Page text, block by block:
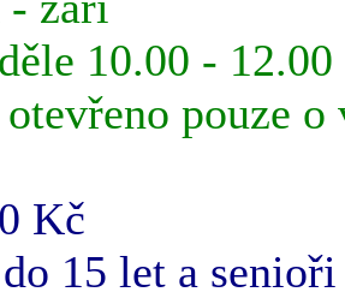
10.00 -
pouze o
Kč
15 let a